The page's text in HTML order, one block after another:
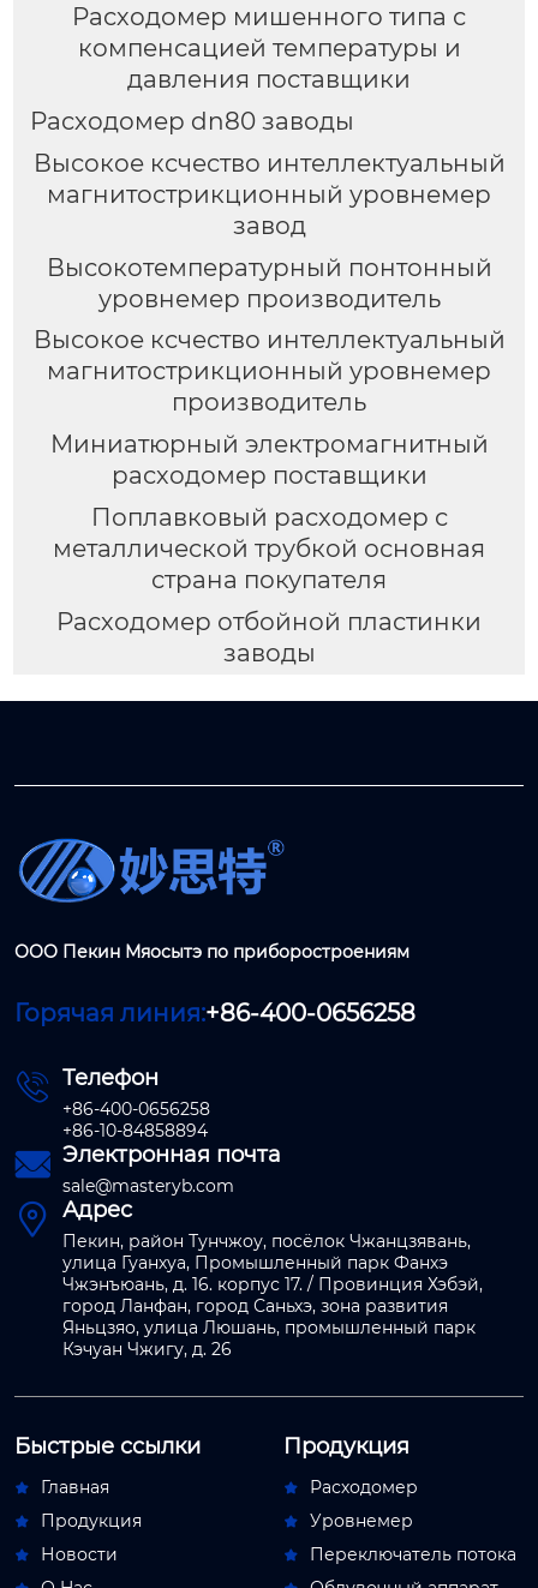
Расходомер мишенного типа с
компенсацией температуры и
давления поставщики
Расходомер dn80 заводы
Высокое ксчество интеллектуальный
магнитострикционный уровнемер
завод
Высокотемпературный понтонный
уровнемер производитель
Высокое ксчество интеллектуальный
магнитострикционный уровнемер
производитель
Миниатюрный электромагнитный
расходомер поставщики
Поплавковый расходомер с
металлической трубкой основная
страна покупателя
Расходомер отбойной пластинки
заводы
ООО Пекин Мяосытэ по приборостроениям
Горячая линия:+86-400-0656258
 Телефон
+86-400-0656258
+86-10-84858894
 Электронная почта
sale@masteryb.com
 Адрес
Пекин, район Тунчжоу, посёлок Чжанцзявань,
улица Гуанхуа, Промышленный парк Фанхэ
Чжэнъюань, д. 16. корпус 17. / Провинция Хэбэй,
город Ланфан, город Саньхэ, зона развития
Яньцзяо, улица Люшань, промышленный парк
Кэчуан Чжигу, д. 26
Быстрые ссылки
 Главная
 Продукция
 Новости
Продукция
 Расходомер
 Уровнемер
 Переключатель потока